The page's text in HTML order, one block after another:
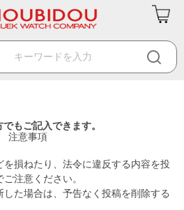
もご記入できます。
注意事項
損ねたり、法令に違反する内容を投
注意ください。
た場合は、予告なく投稿を削除する